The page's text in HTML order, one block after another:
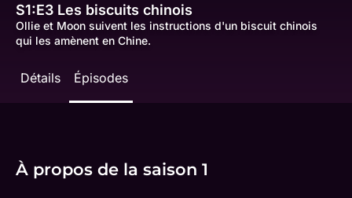
S1:E3 Les biscuits chinois
Ollie et Moon suivent les instructions d'un biscuit chinois
qui les amènent en Chine.
Détails Épisodes
À propos de la saison 1